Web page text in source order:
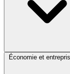
Économie et